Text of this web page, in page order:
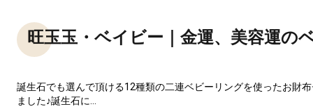
旺玉玉・ベイビー｜金運、美容運の
誕生石でも選んで頂ける12種類の二連ベビーリングを使ったお財
ました♪誕生石に...